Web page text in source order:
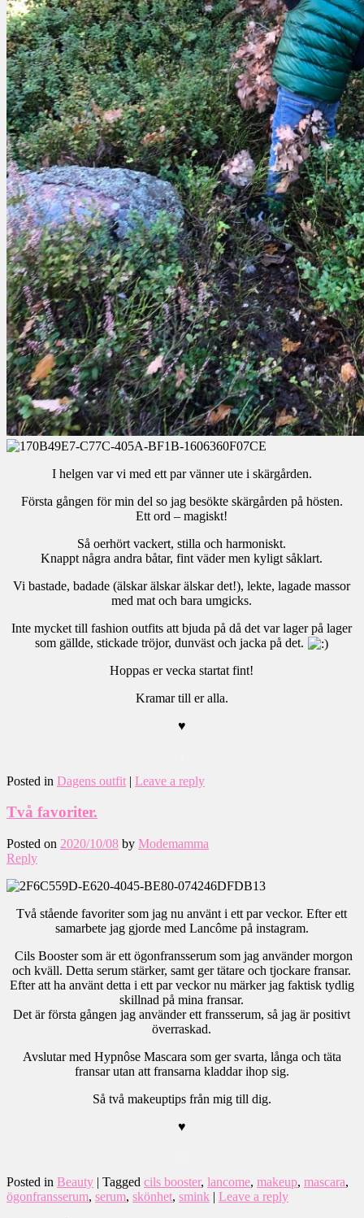
I helgen var vi med ett par vänner ute i skärgården.
Första gången för min del so jag besökte skärgården på hösten.
Ett ord – magiskt!
Så oerhört vackert, stilla och harmoniskt.
Knappt några andra båtar, fint väder men kyligt såklart.
Vi bastade, badade (älskar älskar älskar det!), lekte, lagade massor
med mat och bara umgicks.
Inte mycket till fashion outfits att bjuda på då det var lager på lager
som gällde, stickade tröjor, dunväst och jacka på det.
Hoppas er vecka startat fint!
Kramar till er alla.
♥
Posted in Dagens outfit | Leave a reply
Två favoriter.
Posted on 2020/10/08 by Modemamma
Reply
Två stående favoriter som jag nu använt i ett par veckor. Efter ett
samarbete jag gjorde med Lancôme på instagram.
Cils Booster som är ett ögonfransserum som jag använder morgon
och kväll. Detta serum stärker, samt ger tätare och tjockare fransar.
Efter att ha använt detta i ett par veckor nu märker jag faktisk tydlig
skillnad på mina fransar.
Det är första gången jag använder ett fransserum, så jag är positivt
överraskad.
Avslutar med Hypnôse Mascara som ger svarta, långa och täta
fransar utan att fransarna kladdar ihop sig.
Så två makeuptips från mig till dig.
♥
Posted in Beauty | Tagged cils booster, lancome, makeup, mascara,
ögonfransserum, serum, skönhet, smink | Leave a reply